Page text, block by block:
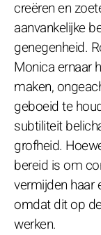
creëren en
aanvankelijke
genegenheid.
Monica ernaar
maken,
geboeid te
subtiliteit
grofheid.
bereid is om
vermijden haar
omdat dit op
werken.